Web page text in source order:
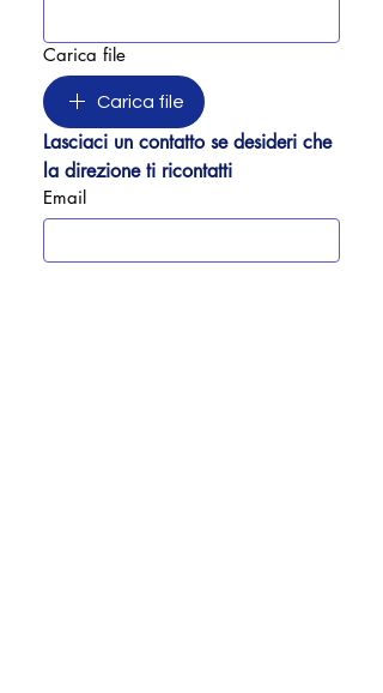
Carica file
Carica file
Lasciaci un contatto se desideri che
la direzione ti ricontatti
Email